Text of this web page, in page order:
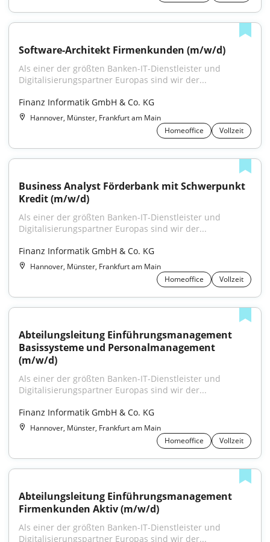
Software-Architekt Firmenkunden (m/w/d)
Als einer der größten Banken-IT-Dienstleister und
Digitalisierungspartner Europas sind wir der...
Finanz Informatik GmbH & Co. KG
Hannover, Münster, Frankfurt am Main
Homeoffice
Vollzeit
Business Analyst Förderbank mit Schwerpunkt
Kredit (m/w/d)
Als einer der größten Banken-IT-Dienstleister und
Digitalisierungspartner Europas sind wir der...
Finanz Informatik GmbH & Co. KG
Hannover, Münster, Frankfurt am Main
Homeoffice
Vollzeit
Abteilungsleitung Einführungsmanagement
Basissysteme und Personalmanagement
(m/w/d)
Als einer der größten Banken-IT-Dienstleister und
Digitalisierungspartner Europas sind wir der...
Finanz Informatik GmbH & Co. KG
Hannover, Münster, Frankfurt am Main
Homeoffice
Vollzeit
Abteilungsleitung Einführungsmanagement
Firmenkunden Aktiv (m/w/d)
Als einer der größten Banken-IT-Dienstleister und
Digitalisierungspartner Europas sind wir der...